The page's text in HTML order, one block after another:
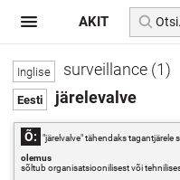
surveillance (1)
järelevalve
Õ:
"järelvalve" tähendaks tagantjärele
olemus
sõltub organisatsioonilisest või
AKIT